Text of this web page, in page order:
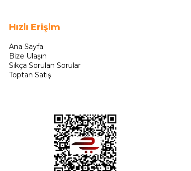
Hızlı Erişim
Ana Sayfa
Bize Ulaşın
Sıkça Sorulan Sorular
Toptan Satış